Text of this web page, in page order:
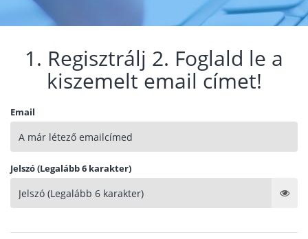
1. Regisztrálj 2. Foglald le a
kiszemelt email címet!
Email
Jelszó (Legalább 6 karakter)